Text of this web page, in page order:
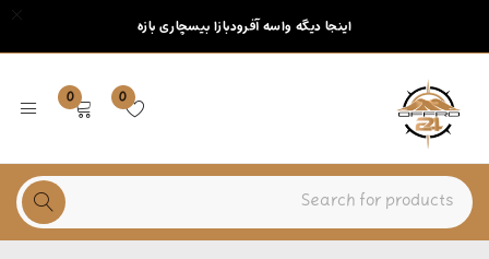
اینجا دیگه واسه آفرودبازا بیسچاری بازه
0
0